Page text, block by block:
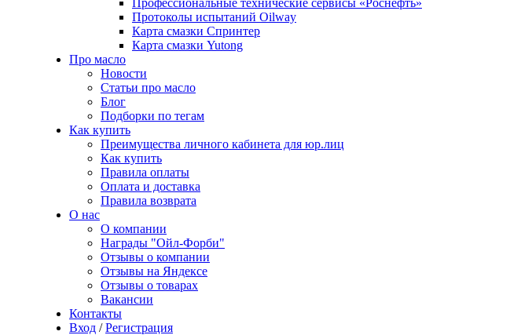
Профессиональные технические сервисы «Роснефть»
Протоколы испытаний Oilway
Карта смазки Спринтер
Карта смазки Yutong
Про масло
Новости
Статьи про масло
Блог
Подборки по тегам
Как купить
Преимущества личного кабинета для юр.лиц
Как купить
Правила оплаты
Оплата и доставка
Правила возврата
О нас
О компании
Награды "Ойл-Форби"
Отзывы о компании
Отзывы на Яндексе
Отзывы о товарах
Вакансии
Контакты
Вход / Регистрация